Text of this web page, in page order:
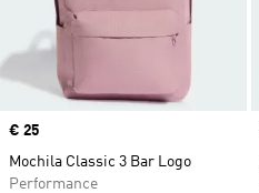
Precio
€ 25
Mochila Classic 3 Bar Logo
Performance